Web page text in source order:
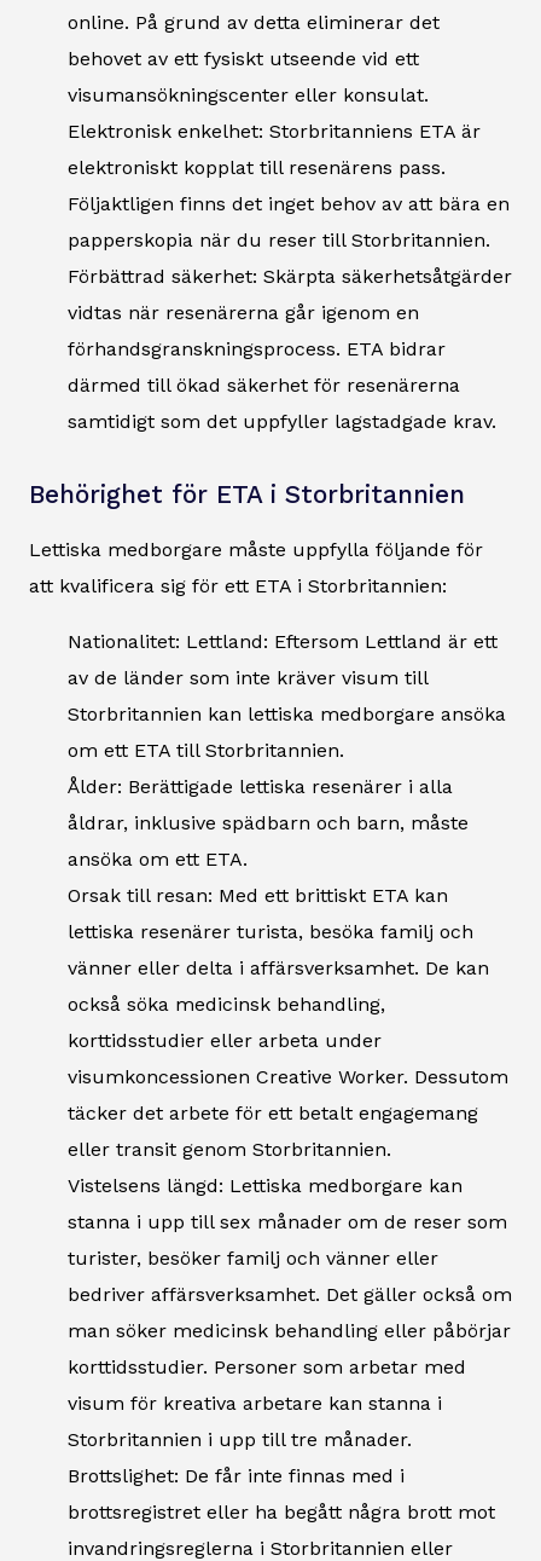
online. På grund av detta eliminerar det
behovet av ett fysiskt utseende vid ett
visumansökningscenter eller konsulat.
Elektronisk enkelhet: Storbritanniens ETA är
elektroniskt kopplat till resenärens pass.
Följaktligen finns det inget behov av att bära en
papperskopia när du reser till Storbritannien.
Förbättrad säkerhet: Skärpta säkerhetsåtgärder
vidtas när resenärerna går igenom en
förhandsgranskningsprocess. ETA bidrar
därmed till ökad säkerhet för resenärerna
samtidigt som det uppfyller lagstadgade krav.
Behörighet för ETA i Storbritannien
Lettiska medborgare måste uppfylla följande för
att kvalificera sig för ett ETA i Storbritannien:
Nationalitet: Lettland: Eftersom Lettland är ett
av de länder som inte kräver visum till
Storbritannien kan lettiska medborgare ansöka
om ett ETA till Storbritannien.
Ålder: Berättigade lettiska resenärer i alla
åldrar, inklusive spädbarn och barn, måste
ansöka om ett ETA.
Orsak till resan: Med ett brittiskt ETA kan
lettiska resenärer turista, besöka familj och
vänner eller delta i affärsverksamhet. De kan
också söka medicinsk behandling,
korttidsstudier eller arbeta under
visumkoncessionen Creative Worker. Dessutom
täcker det arbete för ett betalt engagemang
eller transit genom Storbritannien.
Vistelsens längd: Lettiska medborgare kan
stanna i upp till sex månader om de reser som
turister, besöker familj och vänner eller
bedriver affärsverksamhet. Det gäller också om
man söker medicinsk behandling eller påbörjar
korttidsstudier. Personer som arbetar med
visum för kreativa arbetare kan stanna i
Storbritannien i upp till tre månader.
Brottslighet: De får inte finnas med i
brottsregistret eller ha begått några brott mot
invandringsreglerna i Storbritannien eller